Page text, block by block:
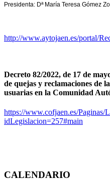
Presidenta: Dª María Teresa Gómez
http://www.aytojaen.es/portal/
Decreto 82/2022, de 17 de
de quejas y reclamaciones de
usuarias en la Comunidad
https://www.cofjaen.es/Paginas/
idLegislacion=257#main
CALENDARIO